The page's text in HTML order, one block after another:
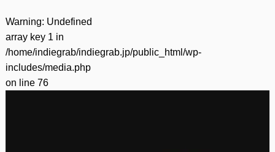
Warning: Undefined
array key 1 in
/home/indiegrab/indiegrab.jp/public_html/wp-
includes/media.php
on line 76